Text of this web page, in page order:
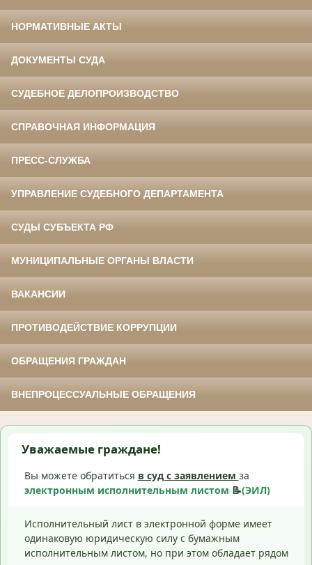
НОРМАТИВНЫЕ АКТЫ
ДОКУМЕНТЫ СУДА
СУДЕБНОЕ ДЕЛОПРОИЗВОДСТВО
СПРАВОЧНАЯ ИНФОРМАЦИЯ
ПРЕСС-СЛУЖБА
УПРАВЛЕНИЕ СУДЕБНОГО ДЕПАРТАМЕНТА
СУДЫ СУБЪЕКТА РФ
МУНИЦИПАЛЬНЫЕ ОРГАНЫ ВЛАСТИ
ВАКАНСИИ
ПРОТИВОДЕЙСТВИЕ КОРРУПЦИИ
ОБРАЩЕНИЯ ГРАЖДАН
ВНЕПРОЦЕССУАЛЬНЫЕ ОБРАЩЕНИЯ
Уважаемые граждане!
Вы можете обратиться в суд с заявлением за
электронным исполнительным листом 📝(ЭИЛ)
Исполнительный лист в электронной форме имеет
одинаковую юридическую силу с бумажным
исполнительным листом, но при этом обладает рядом